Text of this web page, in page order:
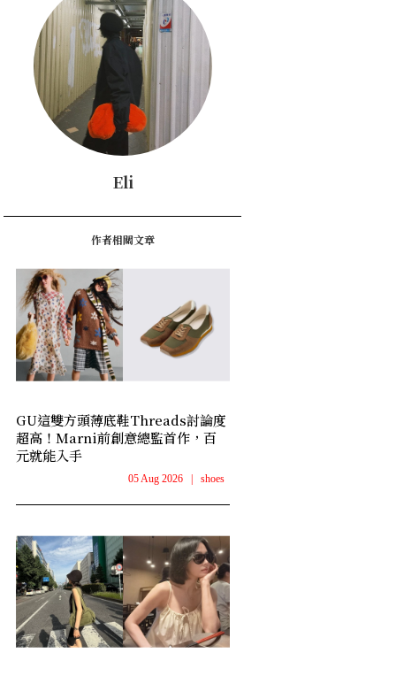
Eli
作者相關文章
GU這雙方頭薄底鞋Threads討論度
超高！Marni前創意總監首作，百
元就能入手
05 Aug 2026 | shoes